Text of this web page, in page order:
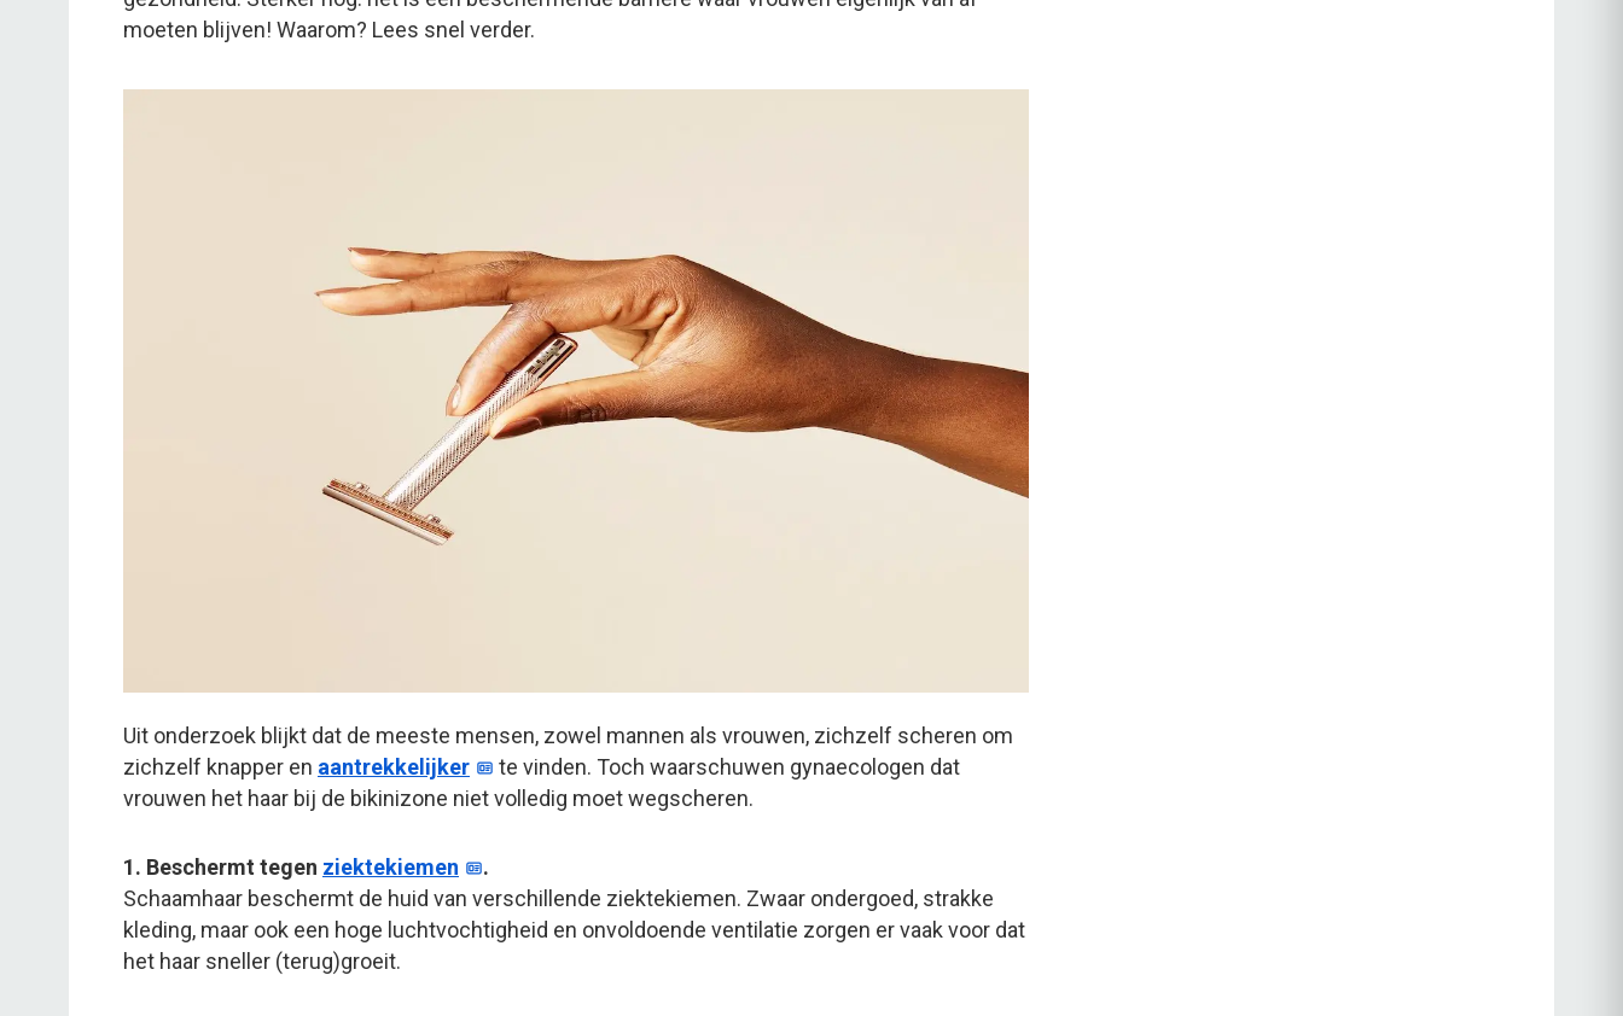
moeten blijven! Waarom? Lees snel verder.
Uit onderzoek blijkt dat de meeste mensen, zowel mannen als vrouwen, zichzelf scheren om
zichzelf knapper en aantrekkelijker
te vinden. Toch waarschuwen gynaecologen dat
vrouwen het haar bij de bikinizone niet volledig moet wegscheren.
1. Beschermt tegen ziektekiemen
.
Schaamhaar beschermt de huid van verschillende ziektekiemen. Zwaar ondergoed, strakke
kleding, maar ook een hoge luchtvochtigheid en onvoldoende ventilatie zorgen er vaak voor dat
het haar sneller (terug)groeit.